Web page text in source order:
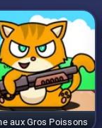
aux Gros Poissons